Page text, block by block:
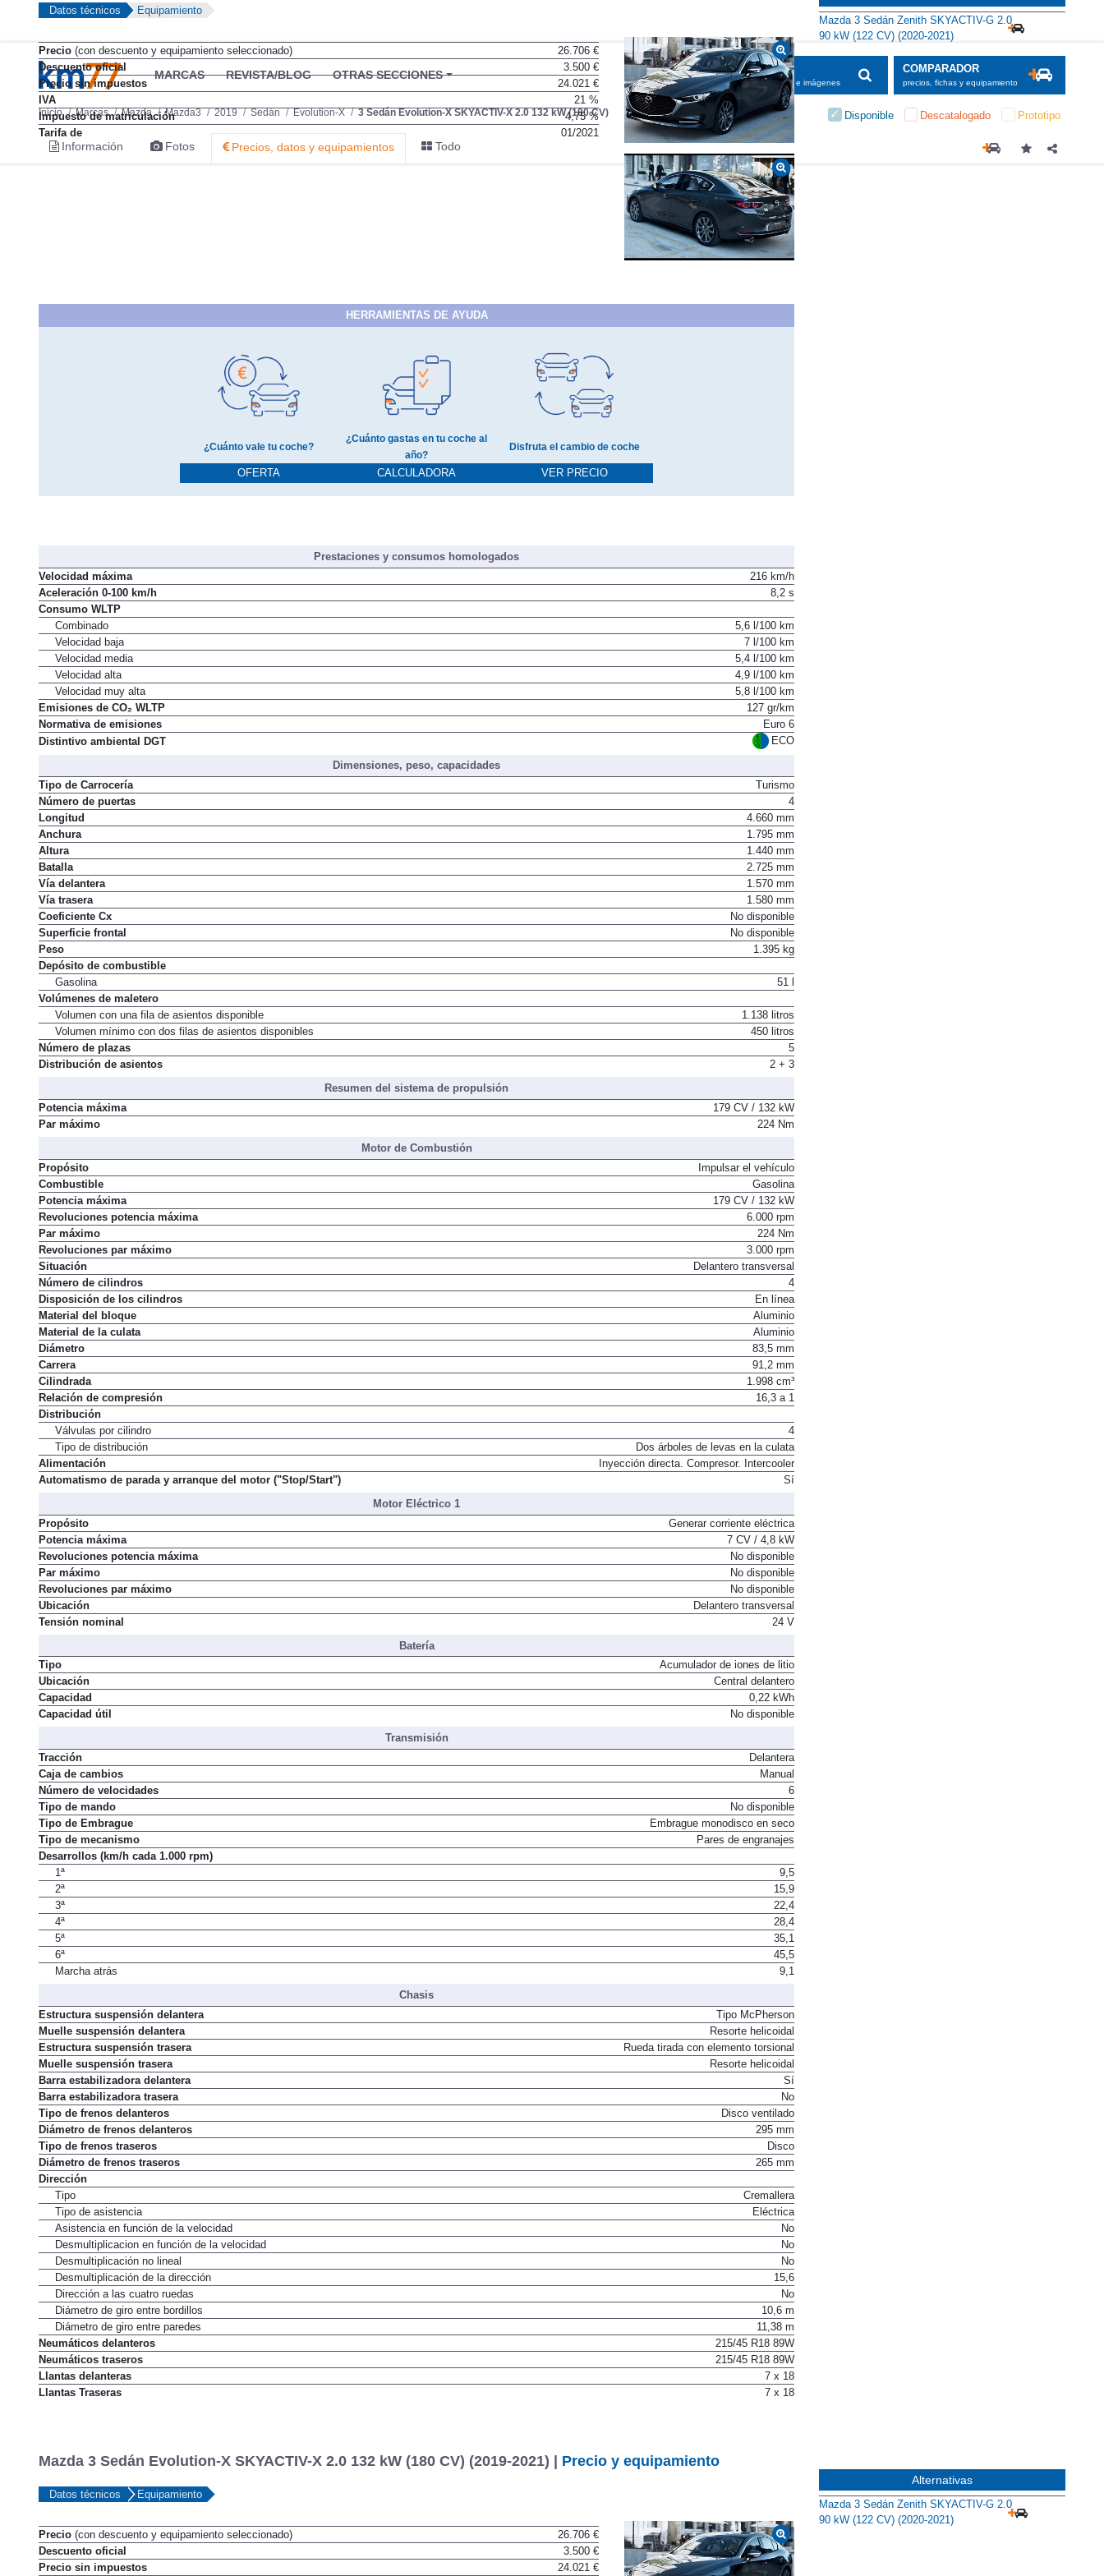
Precio(con descuento y equipamiento seleccionado)
26.706 €
Descuento oficial
3.500 €
Precio sin impuestos
24.021 €
IVA
21 %
Impuesto de matriculación
4,75 %
Tarifa de
HERRAMIENTAS DE AYUDA
OFERTA
¿Cuánto gastas en tu coche al
año?
CALCULADORA VER PRECIO
Prestaciones y consumos homologados
Velocidad máxima
216 km/h
Aceleración 0-100 km/h
Consumo WLTP
Combinado
5,6 l/100 km
Velocidad baja
7 l/100 km
Velocidad media
5,4 l/100 km
Velocidad alta
4,9 l/100 km
Velocidad muy alta
5,8 l/100 km
Emisiones de CO₂ WLTP
127 gr/km
Normativa de emisiones
Euro 6
Dimensiones, peso, capacidades
Tipo de Carrocería
Turismo
Número de puertas
4
Longitud
4.660 mm
Anchura
1.795 mm
Altura
1.440 mm
Batalla
2.725 mm
Vía delantera
1.570 mm
Vía trasera
1.580 mm
Coeficiente Cx
No disponible
Superficie frontal
No disponible
Peso
Depósito de combustible
Gasolina
Volúmenes de maletero
Volumen con una fila de asientos disponible
1.138 litros
Volumen mínimo con dos filas de asientos disponibles
450 litros
Número de plazas
5
Resumen del sistema de propulsión
Potencia máxima
179 CV / 132 kW
Motor de Combustión
Propósito
Impulsar el vehículo
Combustible
Gasolina
Potencia máxima
179 CV / 132 kW
Revoluciones potencia máxima
6.000 rpm
Par máximo
224 Nm
Revoluciones par máximo
3.000 rpm
Situación
Delantero transversal
Número de cilindros
4
Disposición de los cilindros
En línea
Material del bloque
Aluminio
Material de la culata
Aluminio
Diámetro
83,5 mm
Carrera
91,2 mm
Cilindrada
1.998 cm³
Relación de compresión
Distribución
Válvulas por cilindro
4
Tipo de distribución
Dos árboles de levas en la culata
Alimentación
Inyección directa. Compresor. Intercooler
Motor Eléctrico 1
Propósito
Generar corriente eléctrica
Potencia máxima
7 CV / 4,8 kW
Revoluciones potencia máxima
No disponible
Par máximo
No disponible
Revoluciones par máximo
No disponible
Ubicación
Delantero transversal
Batería
Tipo
Acumulador de iones de litio
Ubicación
Central delantero
Capacidad
0,22 kWh
Transmisión
Tracción
Delantera
Caja de cambios
Manual
Número de velocidades
6
Tipo de mando
No disponible
Tipo de Embrague
Embrague monodisco en seco
Tipo de mecanismo
Desarrollos (km/h cada 1.000 rpm)
1ª
9,5
2ª
15,9
3ª
22,4
4ª
28,4
5ª
35,1
6ª
45,5
Chasis
Estructura suspensión delantera
Tipo McPherson
Muelle suspensión delantera
Resorte helicoidal
Estructura suspensión trasera
Rueda tirada con elemento torsional
Muelle suspensión trasera
Resorte helicoidal
Barra estabilizadora delantera
Sí
Barra estabilizadora trasera
No
Tipo de frenos delanteros
Disco ventilado
Diámetro de frenos delanteros
295 mm
Tipo de frenos traseros
Disco
Diámetro de frenos traseros
Dirección
Tipo
Cremallera
Tipo de asistencia
Eléctrica
Asistencia en función de la velocidad
No
Desmultiplicacion en función de la velocidad
No
Desmultiplicación no lineal
No
Desmultiplicación de la dirección
15,6
Dirección a las cuatro ruedas
No
Diámetro de giro entre bordillos
10,6 m
Diámetro de giro entre paredes
11,38 m
Neumáticos delanteros
215/45 R18 89W
Neumáticos traseros
215/45 R18 89W
Llantas delanteras
7 x 18
Alternativas
Mazda 3 Sedán Zenith SKYACTIV-G 2.0
Mazda 3 Sedán Evolution-X SKYACTIV-X 2.0 132 kW (180 CV) (2019-2021) | Precio y equipamiento
Precio(con descuento y equipamiento seleccionado)
26.706 €
Descuento oficial
3.500 €
Alternativas
Mazda 3 Sedán Zenith SKYACTIV-G 2.0